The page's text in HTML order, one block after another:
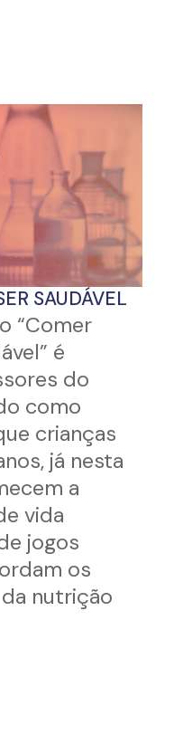
SAUDÁVEL
“Comer
é
do
como
crianças
já nesta
a
vida
jogos
os
nutrição